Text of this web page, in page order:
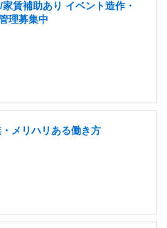
賃補助あり イベント造作・
理募集中
メリハリある働き方